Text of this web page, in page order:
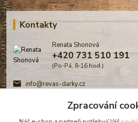
Kontakty
Renata Shonová
+420 731 510 191
(Po-Pá, 8-16 hod.)
info@revas-darky.cz
Zpracování